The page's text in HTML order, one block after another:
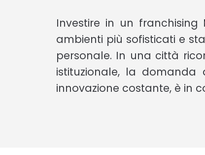
Investire in un franchising
ambienti più sofisticati e
personale. In una città
istituzionale, la
innovazione costante, è in